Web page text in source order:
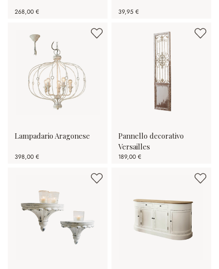
268,00 € 39,95 €
Lampadario Aragonese
398,00 €
Pannello decorativo
Versailles
189,00 €